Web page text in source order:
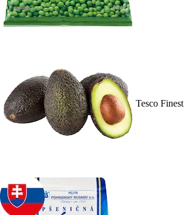
Tesco Finest